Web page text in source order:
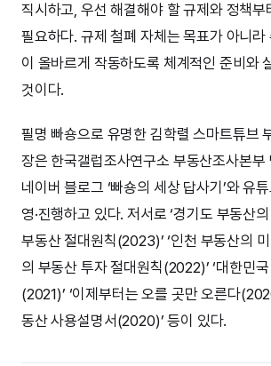
직시하고, 우선 해결해야 할 규제와 정책부
필요하다. 규제 철폐 자체는 목표가 아니라
이 올바르게 작동하도록 체계적인 준비와
것이다.
필명 빠숑으로 유명한 김학렬 스마트튜브
장은 한국갤럽조사연구소 부동산조사본부
네이버 블로그 ‘빠숑의 세상 답사기’와 유
영·진행하고 있다. 저서로 ‘경기도 부동산
부동산 절대원칙(2023)’ ‘인천 부동산의
의 부동산 투자 절대원칙(2022)’ ‘대한민
(2021)’ ‘이제부터는 오를 곳만 오른다
동산 사용설명서(2020)’ 등이 있다.